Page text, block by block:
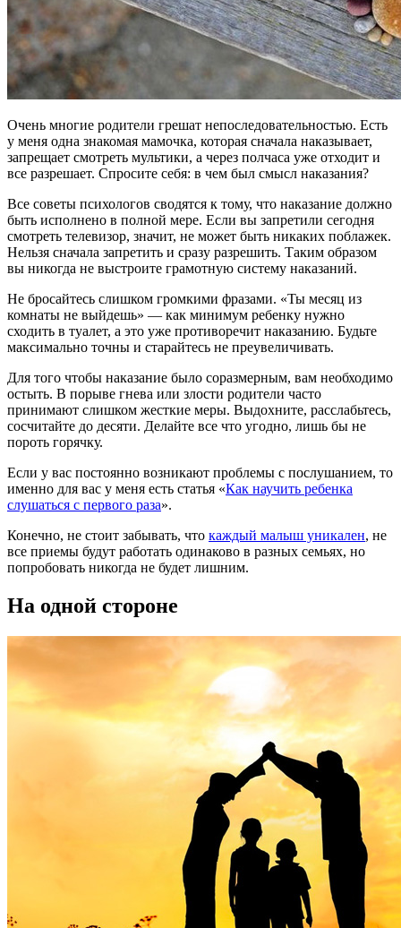
Очень многие родители грешат непоследовательностью. Есть
у меня одна знакомая мамочка, которая сначала наказывает,
запрещает смотреть мультики, а через полчаса уже отходит и
все разрешает. Спросите себя: в чем был смысл наказания?
Все советы психологов сводятся к тому, что наказание должно
быть исполнено в полной мере. Если вы запретили сегодня
смотреть телевизор, значит, не может быть никаких поблажек.
Нельзя сначала запретить и сразу разрешить. Таким образом
вы никогда не выстроите грамотную систему наказаний.
Не бросайтесь слишком громкими фразами. «Ты месяц из
комнаты не выйдешь» — как минимум ребенку нужно
сходить в туалет, а это уже противоречит наказанию. Будьте
максимально точны и старайтесь не преувеличивать.
Для того чтобы наказание было соразмерным, вам необходимо
остыть. В порыве гнева или злости родители часто
принимают слишком жесткие меры. Выдохните, расслабьтесь,
сосчитайте до десяти. Делайте все что угодно, лишь бы не
пороть горячку.
Если у вас постоянно возникают проблемы с послушанием, то
именно для вас у меня есть статья «Как научить ребенка
слушаться с первого раза».
Конечно, не стоит забывать, что каждый малыш уникален, не
все приемы будут работать одинаково в разных семьях, но
попробовать никогда не будет лишним.
На одной стороне